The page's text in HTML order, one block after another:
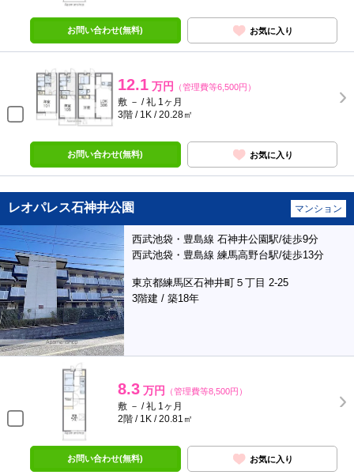
お問い合わせ(無料) お気に入り
12.1 万円 （管理費等6,500円）
敷 － / 礼 1ヶ月
3階 / 1K / 20.28㎡
お問い合わせ(無料) お気に入り
レオパレス石神井公園 マンション
西武池袋・豊島線 石神井公園駅/徒歩9分
西武池袋・豊島線 練馬高野台駅/徒歩13分
東京都練馬区石神井町５丁目 2-25
3階建 / 築18年
8.3 万円 （管理費等8,500円）
敷 － / 礼 1ヶ月
2階 / 1K / 20.81㎡
お問い合わせ(無料) お気に入り